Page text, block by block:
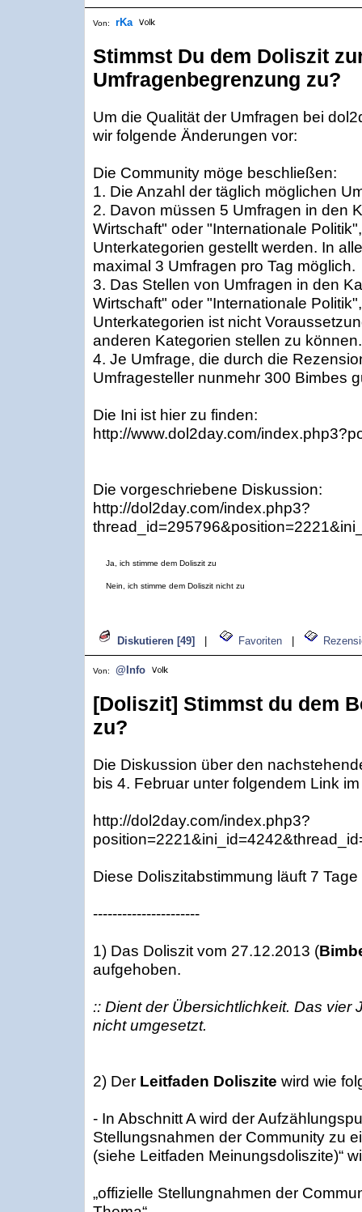
Von: rKa
Stimmst Du dem Doliszit
Umfragenbegrenzung zu?
Um die Qualität der Umfragen bei
wir folgende Änderungen vor:
Die Community möge beschließen:
1. Die Anzahl der täglich möglichen
2. Davon müssen 5 Umfragen in den
Wirtschaft" oder "Internationale
Unterkategorien gestellt werden. In
maximal 3 Umfragen pro Tag möglich.
3. Das Stellen von Umfragen in den
Wirtschaft" oder "Internationale
Unterkategorien ist nicht
anderen Kategorien stellen zu können.
4. Je Umfrage, die durch die
Umfragesteller nunmehr 300 Bimbes
Die Ini ist hier zu finden:
http://www.dol2day.com/
Die vorgeschriebene Diskussion:
http://dol2day.com/index.php3?
Ja, ich stimme dem Doliszit zu
Nein, ich stimme dem Doliszit nicht zu
Diskutieren [49] Favoriten
Von: @Info
[Doliszit] Stimmst du dem
zu?
Die Diskussion über den
bis 4. Februar unter folgendem Link
http://dol2day.com/index.php3?
Diese Doliszitabstimmung läuft 7
----------------------
1) Das Doliszit vom 27.12.2013 (
aufgehoben.
:: Dient der Übersichtlichkeit. Das vier
nicht umgesetzt.
2) Der Leitfaden Doliszite wird wie
- In Abschnitt A wird der
Stellungsnahmen der Community zu
(siehe Leitfaden Meinungsdoliszite)“
„offizielle Stellungnahmen der